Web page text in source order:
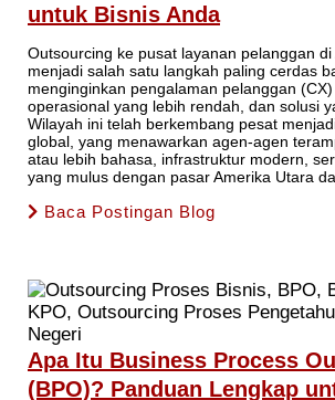
untuk Bisnis Anda
Outsourcing ke pusat layanan pelanggan
menjadi salah satu langkah paling cerdas
menginginkan pengalaman pelanggan
operasional yang lebih rendah, dan solusi
Wilayah ini telah berkembang pesat
global, yang menawarkan agen-agen
atau lebih bahasa, infrastruktur modern,
yang mulus dengan pasar Amerika Utara
Baca Postingan Blog
Apa Itu Business Process
(BPO)? Panduan Lengkap